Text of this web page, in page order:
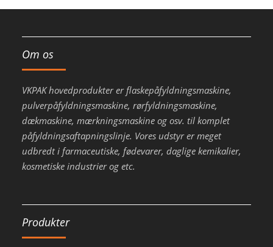
Om os
VKPAK hovedprodukter er flaskepåfyldningsmaskine,
pulverpåfyldningsmaskine, rørfyldningsmaskine,
dækmaskine, mærkningsmaskine og osv. til komplet
påfyldningsaftapningslinje. Vores udstyr er meget
udbredt i farmaceutiske, fødevarer, daglige kemikalier,
kosmetiske industrier og etc.
Produkter